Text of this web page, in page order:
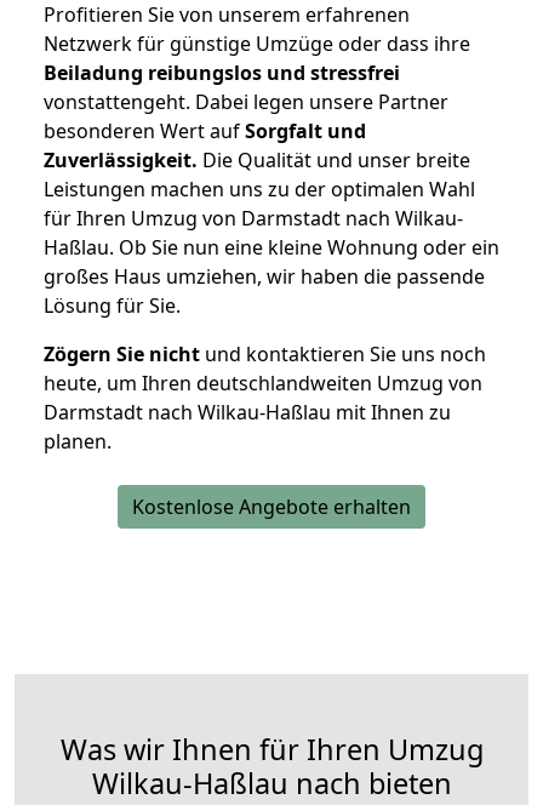
Profitieren Sie von unserem erfahrenen
Netzwerk für günstige Umzüge oder dass ihre
Beiladung reibungslos und stressfrei
vonstattengeht. Dabei legen unsere Partner
besonderen Wert aufSorgfalt und
Zuverlässigkeit. Die Qualität und unser breite
Leistungen machen uns zu der optimalen Wahl
für Ihren Umzug von Darmstadt nach Wilkau-
Haßlau. Ob Sie nun eine kleine Wohnung oder ein
großes Haus umziehen, wir haben die passende
Lösung für Sie.
Zögern Sie nicht und kontaktieren Sie uns noch
heute, um Ihren deutschlandweiten Umzug von
Darmstadt nach Wilkau-Haßlau mit Ihnen zu
planen.
Kostenlose Angebote erhalten
Was wir Ihnen für Ihren Umzug
Wilkau-Haßlau nach bieten